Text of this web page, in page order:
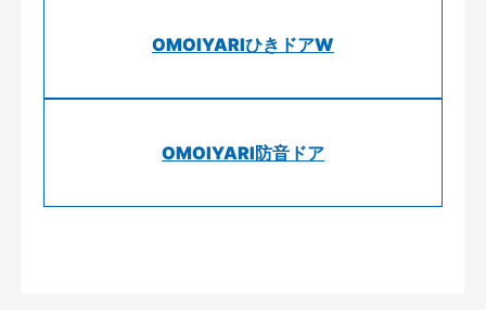
OMOIYARIひきドアW
OMOIYARI防音ドア